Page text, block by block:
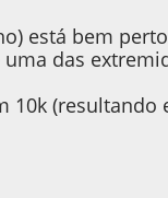
está bem
das